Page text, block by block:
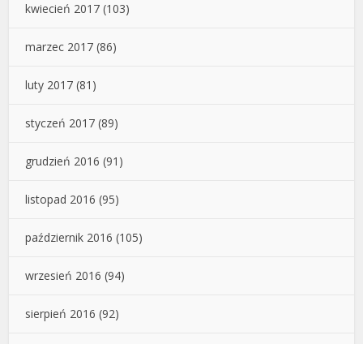
kwiecień 2017 (103)
marzec 2017 (86)
luty 2017 (81)
styczeń 2017 (89)
grudzień 2016 (91)
listopad 2016 (95)
październik 2016 (105)
wrzesień 2016 (94)
sierpień 2016 (92)